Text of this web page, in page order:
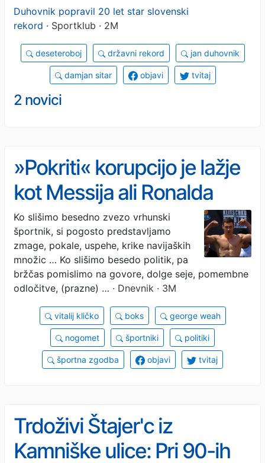
Duhovnik popravil 20 let star slovenski
rekord · Sportklub · 2M
deseteroboj državni rekord jan duhovnik
damjan sitar objavi tvitaj
2 novici
»Pokriti« korupcijo je lažje
kot Messija ali Ronalda
Ko slišimo besedno zvezo vrhunski
športnik, si pogosto predstavljamo
zmage, pokale, uspehe, krike navijaških
množic … Ko slišimo besedo politik, pa
bržčas pomislimo na govore, dolge seje, pomembne
odločitve, (prazne) … · Dnevnik · 3M
vitalij kličko boks george weah
nogomet športniki politiki
športna zgodba objavi tvitaj
Trdoživi Štajer'c iz
Kamniške ulice: Pri 90-ih